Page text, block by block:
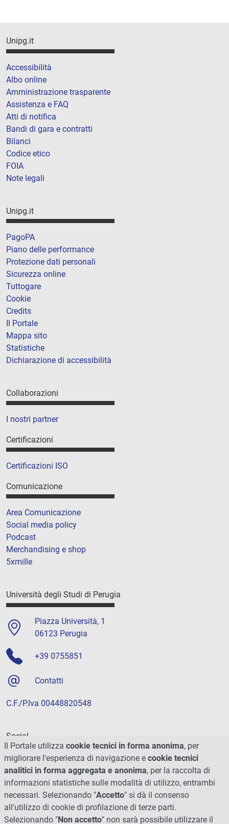
Unipg.it
Accessibilità
Albo online
Amministrazione trasparente
Assistenza e FAQ
Atti di notifica
Bandi di gara e contratti
Bilanci
Codice etico
FOIA
Note legali
Unipg.it
PagoPA
Piano delle performance
Protezione dati personali
Sicurezza online
Tuttogare
Cookie
Credits
Il Portale
Mappa sito
Statistiche
Dichiarazione di accessibilità
Collaborazioni
I nostri partner
Certificazioni
Certificazioni ISO
Comunicazione
Area Comunicazione
Social media policy
Podcast
Merchandising e shop
5xmille
Università degli Studi di Perugia
Piazza Università, 1
06123 Perugia
+39 0755851
Contatti
C.F./P.Iva 00448820548
Social
Il Portale utilizza cookie tecnici in forma anonima, per
migliorare l'esperienza di navigazione e cookie tecnici
analitici in forma aggregata e anonima, per la raccolta di
informazioni statistiche sulle modalità di utilizzo, entrambi
necessari. Selezionando "Accetto" si dà il consenso
all'utilizzo di cookie di profilazione di terze parti.
Selezionando "Non accetto" non sarà possibile utilizzare il